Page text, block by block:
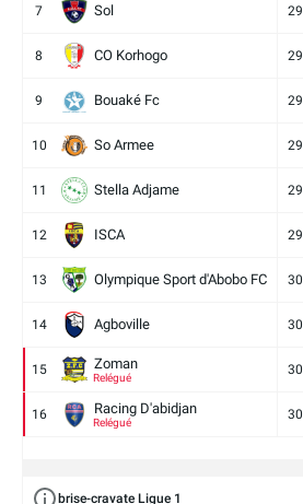
7 Sol 29
8 CO Korhogo 29
9 Bouaké Fc 29
10 So Armee 29
11 Stella Adjame 29
12 ISCA 29
13 Olympique Sport d'Abobo FC 30
14 Agboville 30
15 Zoman
Relégué
30
16 Racing D'abidjan
Relégué
30
brise-cravate Ligue 1